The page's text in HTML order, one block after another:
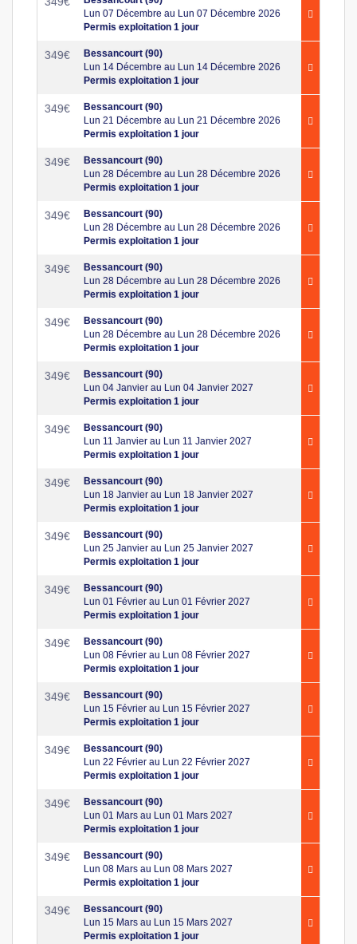
Lun 07 Décembre au Lun 07 Décembre 2026
Permis exploitation 1 jour
349€
Bessancourt (90)
Lun 14 Décembre au Lun 14 Décembre 2026
Permis exploitation 1 jour
349€
Bessancourt (90)
Lun 21 Décembre au Lun 21 Décembre 2026
Permis exploitation 1 jour
349€
Bessancourt (90)
Lun 28 Décembre au Lun 28 Décembre 2026
Permis exploitation 1 jour
349€
Bessancourt (90)
Lun 28 Décembre au Lun 28 Décembre 2026
Permis exploitation 1 jour
349€
Bessancourt (90)
Lun 28 Décembre au Lun 28 Décembre 2026
Permis exploitation 1 jour
349€
Bessancourt (90)
Lun 28 Décembre au Lun 28 Décembre 2026
Permis exploitation 1 jour
349€
Bessancourt (90)
Lun 04 Janvier au Lun 04 Janvier 2027
Permis exploitation 1 jour
349€
Bessancourt (90)
Lun 11 Janvier au Lun 11 Janvier 2027
Permis exploitation 1 jour
349€
Bessancourt (90)
Lun 18 Janvier au Lun 18 Janvier 2027
Permis exploitation 1 jour
349€
Bessancourt (90)
Lun 25 Janvier au Lun 25 Janvier 2027
Permis exploitation 1 jour
349€
Bessancourt (90)
Lun 01 Février au Lun 01 Février 2027
Permis exploitation 1 jour
349€
Bessancourt (90)
Lun 08 Février au Lun 08 Février 2027
Permis exploitation 1 jour
349€
Bessancourt (90)
Lun 15 Février au Lun 15 Février 2027
Permis exploitation 1 jour
349€
Bessancourt (90)
Lun 22 Février au Lun 22 Février 2027
Permis exploitation 1 jour
349€
Bessancourt (90)
Lun 01 Mars au Lun 01 Mars 2027
Permis exploitation 1 jour
349€
Bessancourt (90)
Lun 08 Mars au Lun 08 Mars 2027
Permis exploitation 1 jour
349€
Bessancourt (90)
Lun 15 Mars au Lun 15 Mars 2027
Permis exploitation 1 jour